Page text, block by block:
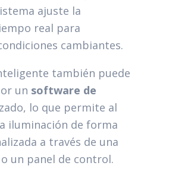
ajuste la
real para
cambiantes.
también puede
un software de
lo que permite al
iluminación de forma
a través de una
un panel de control.